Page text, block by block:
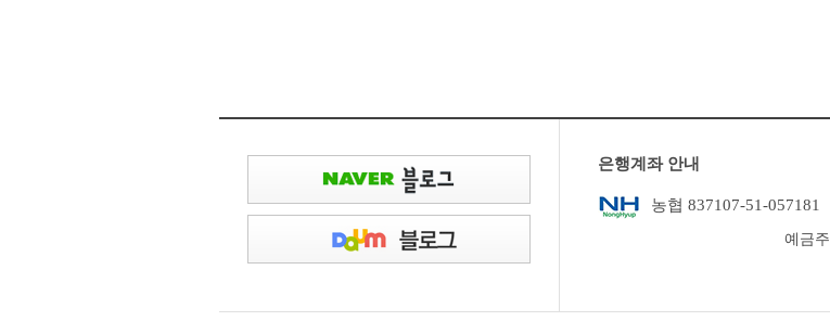
은행계좌 안내
농협 837107-51-057181
예금주